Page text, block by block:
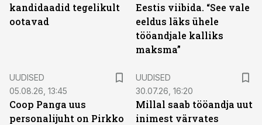
kandidaadid tegelikult
ootavad
Eestis viibida. “See vale
eeldus läks ühele
tööandjale kalliks
maksma”
UUDISED
05.08.26, 13:45
Coop Panga uus
personalijuht on Pirkko
UUDISED
30.07.26, 16:20
Millal saab tööandja uut
inimest värvates